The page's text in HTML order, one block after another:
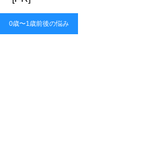
0歳〜1歳前後の悩み